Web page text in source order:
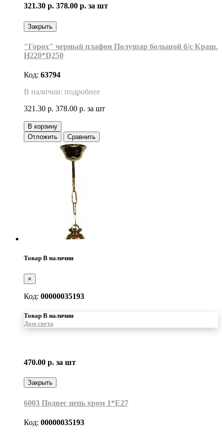
321.30 р. 378.00 р. за шт
Закрыть
"Горох" черный плафон Полушар большой б/с Краш.
H220*D250
Код: 63794
В наличии: подробнее
321.30 р. 378.00 р. за шт
В корзину
Отложить
Сравнить
Товар В наличии
×
Код: 00000035193
Товар В наличии
Дом света
470.00 р. за шт
Закрыть
6003 Подвес цепь хром 1*Е27
Код: 00000035193